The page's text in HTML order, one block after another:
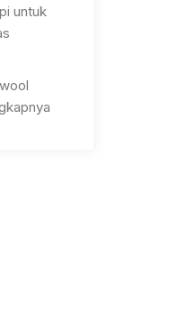
untuk